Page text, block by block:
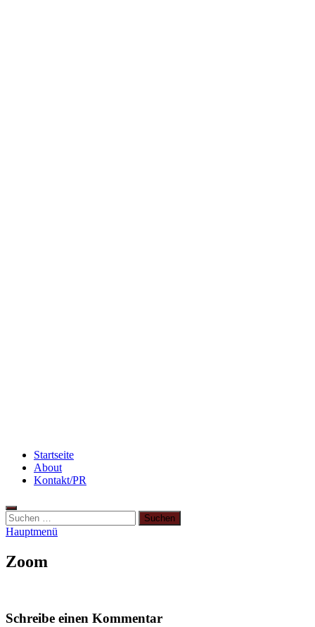
Startseite
About
Kontakt/PR
Hauptmenü
Zoom
Schreibe einen Kommentar